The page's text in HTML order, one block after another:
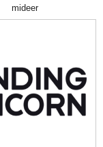
mideer